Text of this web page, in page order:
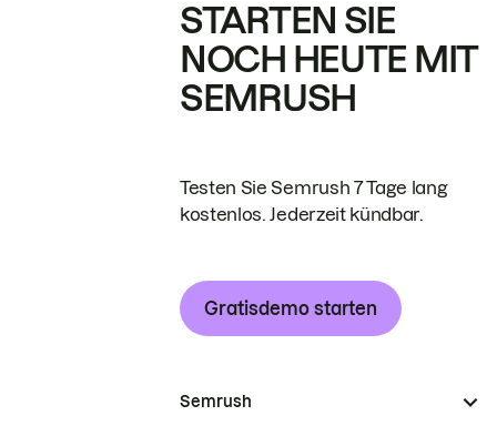
STARTEN SIE
NOCH HEUTE MIT
SEMRUSH
Testen Sie Semrush 7 Tage lang
kostenlos. Jederzeit kündbar.
Gratisdemo starten
Semrush